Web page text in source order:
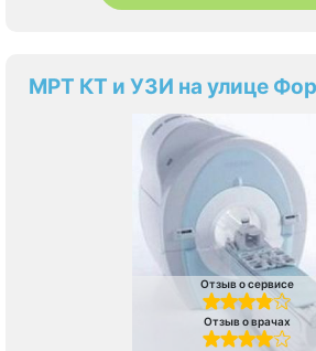
МРТ КТ и УЗИ на улице
Отзыв о сервисе
Отзыв о врачах